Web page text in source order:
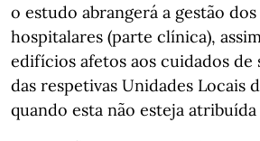
o estudo abrangerá a gestão
hospitalares (parte clínica),
edifícios afetos aos cuidados de
das respetivas Unidades Locais
quando esta não esteja